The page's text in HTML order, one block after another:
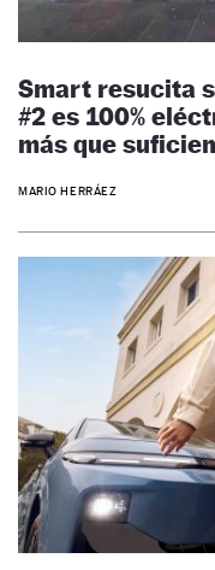
Smart resucita
#2 es 100%
más que
MARIO HERRÁEZ